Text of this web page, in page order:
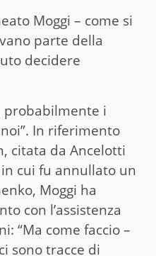
Moggi – come si
parte della
decidere
probabilmente i
In riferimento
citata da Ancelotti
cui fu annullato un
Moggi ha
con l’assistenza
“Ma come faccio –
sono tracce di